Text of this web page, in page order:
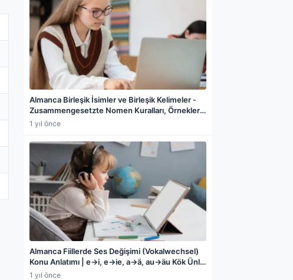
Almanca Birleşik İsimler ve Birleşik Kelimeler -
Zusammengesetzte Nomen Kuralları, Örnekleri
ve Yapısı
1 yıl önce
Almanca Fiillerde Ses Değişimi (Vokalwechsel)
Konu Anlatımı | e→i, e→ie, a→ä, au→äu Kök Ünlü
Değişimleri, Düzensiz Fiil Çekimleri ve Örnek
1 yıl önce